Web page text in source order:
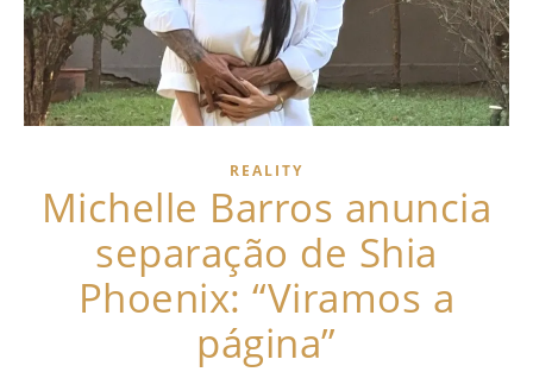
REALITY
Michelle Barros anuncia
separação de Shia
Phoenix: “Viramos a
página”